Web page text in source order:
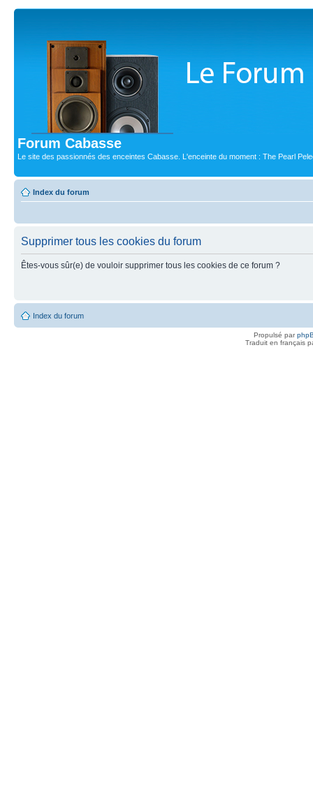
Forum Cabasse
Le site des passionnés des enceintes Cabasse. L'enceinte du moment : The Pearl
Index du forum
Supprimer tous les cookies du forum
Êtes-vous sûr(e) de vouloir supprimer tous les cookies de ce forum ?
Index du forum
Propulsé par
Traduit en français